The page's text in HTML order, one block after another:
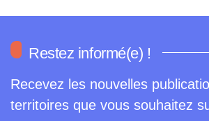
Restez informé(e) !
Recevez les nouvelles
territoires que vous souhaitez